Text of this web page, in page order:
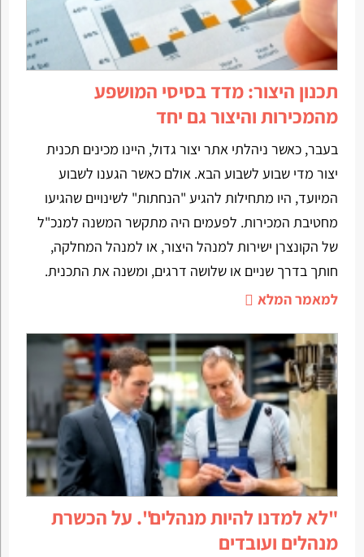
תכנון היצור: מדד בסיסי המושפע
מהמכירות והיצור גם יחד
בעבר, כאשר ניהלתי אתר יצור גדול, היינו מכינים תכנית
יצור מדי שבוע לשבוע הבא. אולם כאשר הגענו לשבוע
המיועד, היו מתחילות להגיע "הנחתות" לשינויים שהגיעו
מחטיבת המכירות. לפעמים היה מתקשר המשנה למנכ"ל
של הקונצרן ישירות למנהל היצור, או למנהל המחלקה,
חותך בדרך שניים או שלושה דרגים, ומשנה את התכנית.
למאמר המלא
"לא למדנו להיות מנהלים". על הכשרת
מנהלים ועובדים